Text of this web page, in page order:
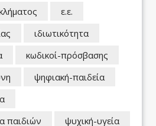
ε.ε.
ιδιωτικότητα
κωδικοί-πρόσβασης
ψηφιακή-παιδεία
παιδιών
ψυχική-υγεία